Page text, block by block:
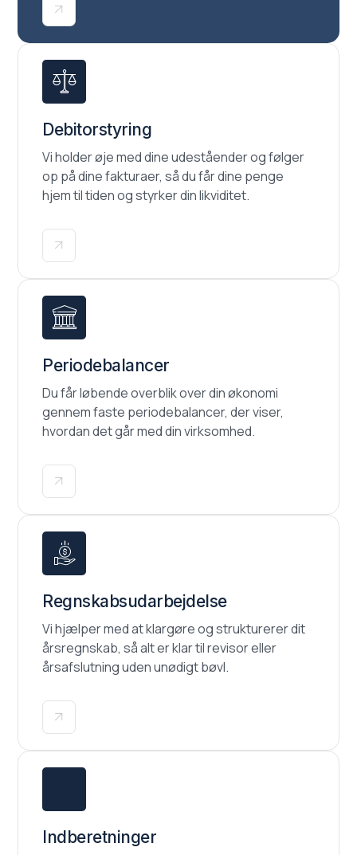
Debitorstyring
Vi holder øje med dine udeståender og følger
op på dine fakturaer, så du får dine penge
hjem til tiden og styrker din likviditet.
Periodebalancer
Du får løbende overblik over din økonomi
gennem faste periodebalancer, der viser,
hvordan det går med din virksomhed.
Regnskabsudarbejdelse
Vi hjælper med at klargøre og strukturerer dit
årsregnskab, så alt er klar til revisor eller
årsafslutning uden unødigt bøvl.
Indberetninger